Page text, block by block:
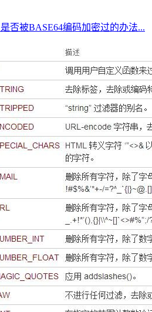
否被BASE64编码加密过的办法...